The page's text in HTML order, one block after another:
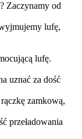
Zaczynamy od
lufę,
lufę.
uznać za dość
zamkową,
przeładowania